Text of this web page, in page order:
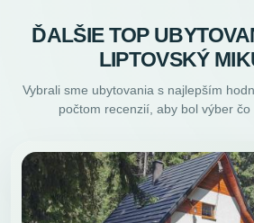
ĎALŠIE TOP
LIPTOVSKÝ
Vybrali sme ubytovania s najlepším
počtom recenzií, aby bol výber čo